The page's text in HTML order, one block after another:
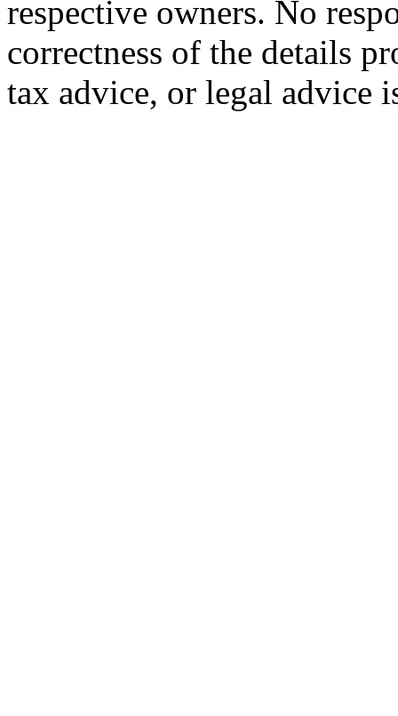
respective owners. No
correctness of the details
tax advice, or legal advice